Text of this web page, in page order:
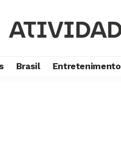
Brasil Entretenimento